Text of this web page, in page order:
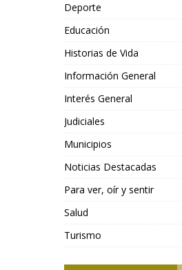
Deporte
Educación
Historias de Vida
Información General
Interés General
Judiciales
Municipios
Noticias Destacadas
Para ver, oír y sentir
Salud
Turismo